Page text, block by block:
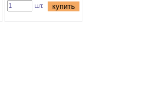
шт. купить